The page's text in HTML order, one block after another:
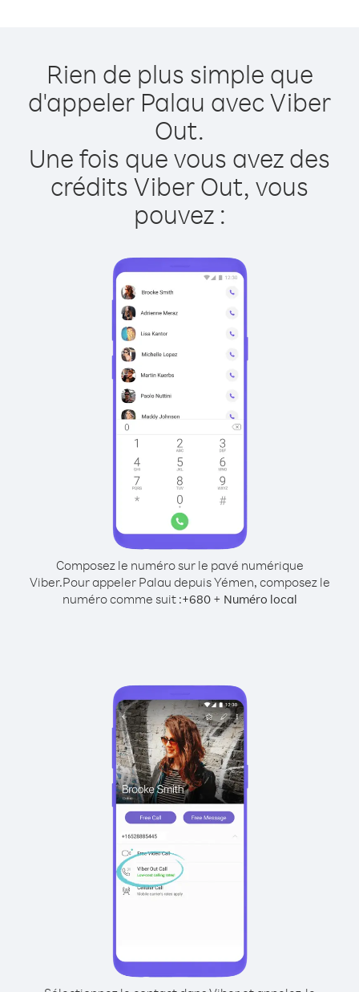
Rien de plus simple que
d'appeler Palau avec Viber
Out.
Une fois que vous avez des
crédits Viber Out, vous
pouvez :
Composez le numéro sur le pavé numérique
Viber.Pour appeler Palau depuis Yémen, composez le
numéro comme suit :+680+ Numéro local